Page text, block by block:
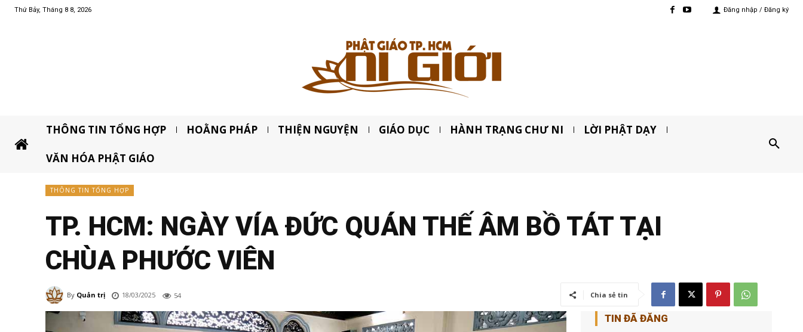
Thứ Bảy, Tháng 8 8, 2026 Đăng nhập / Đăng ký
THÔNG TIN TỔNG HỢP HOẰNG PHÁP THIỆN NGUYỆN GIÁO DỤC HÀNH TRẠNG CHƯ NI LỜI PHẬT DẠY
VĂN HÓA PHẬT GIÁO
THÔNG TIN TỔNG HỢP
TP. HCM: NGÀY VÍA ĐỨC QUÁN THẾ ÂM BỒ TÁT TẠI
CHÙA PHƯỚC VIÊN
By Quản trị 18/03/2025 54 Chia sẻ tin
TIN ĐÃ ĐĂNG